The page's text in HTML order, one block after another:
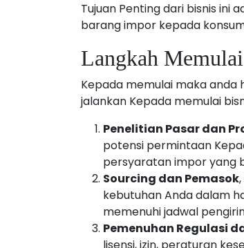
Tujuan Penting dari bisnis ini
barang impor kepada
Langkah
Kepada memulai maka anda
jalankan Kepada memulai
Penelitian Pasar dan
potensi permintaan
persyaratan impor yang
Sourcing dan Pemasok
kebutuhan Anda dalam
memenuhi jadwal
Pemenuhan Regulasi